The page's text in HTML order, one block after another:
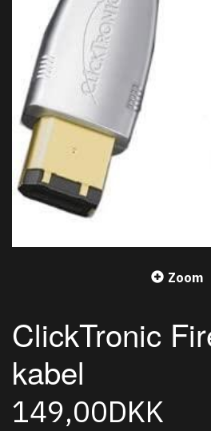
Zoom
ClickTronic
kabel
149,00DKK